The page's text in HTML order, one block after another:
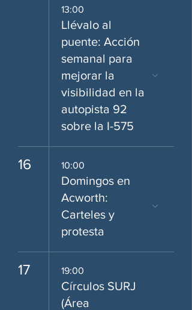
13:00
Llévalo al
puente: Acción
semanal para
mejorar la
visibilidad en la
autopista 92
sobre la I-575
16 10:00
Domingos en
Acworth:
Carteles y
protesta
17 19:00
Círculos SURJ
(Área